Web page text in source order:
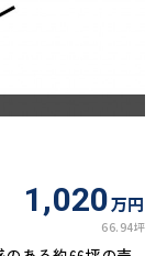
1,020万円
66.94坪